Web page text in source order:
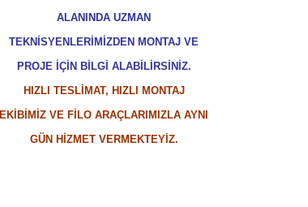
ALANINDA UZMAN
TEKNİSYENLERİMİZDEN MONTAJ VE
PROJE İÇİN BİLGİ ALABİLİRSİNİZ.
HIZLI TESLİMAT, HIZLI MONTAJ
EKİBİMİZ VE FİLO ARAÇLARIMIZLA AYNI
GÜN HİZMET VERMEKTEYİZ.